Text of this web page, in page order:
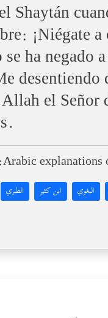
Shaytán
¡Niégate
ha negado
desentiendo
el Señor
Arabic explanations
البغوي ابن كثير الطبري